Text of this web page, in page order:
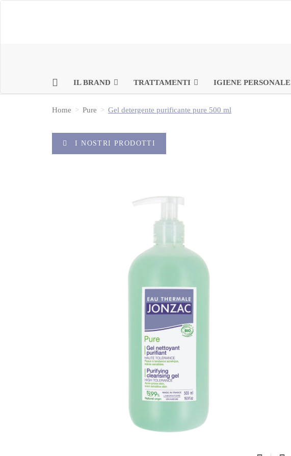
IL BRAND TRATTAMENTI IGIENE PERSONALE
Home Pure Gel detergente purificante pure 500 ml
I NOSTRI PRODOTTI